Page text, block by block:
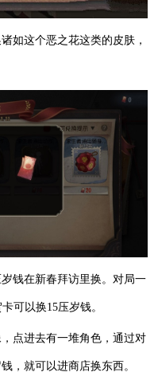
如这个恶之花这类的皮肤，
钱在新春拜访里换。对局一
可以换15压岁钱。
点进去有一堆角色，通过对
，就可以进商店换东西。